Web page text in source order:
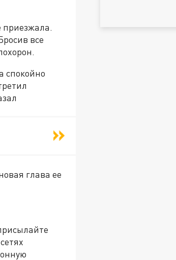
приезжала.
все
спокойно
глава ее